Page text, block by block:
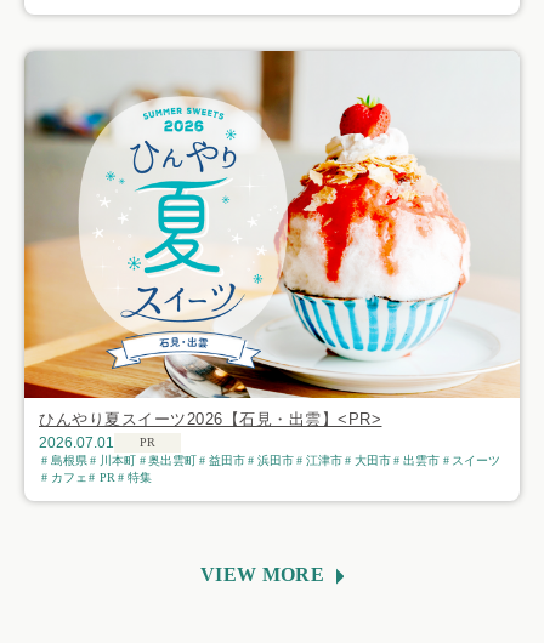
ひんやり夏スイーツ2026【石見・出雲】<PR>
2026.07.01
PR
島根県
川本町 奥出雲町 益田市 浜田市 江津市 大田市 出雲市
スイーツ
カフェ
PR 特集
VIEW MORE